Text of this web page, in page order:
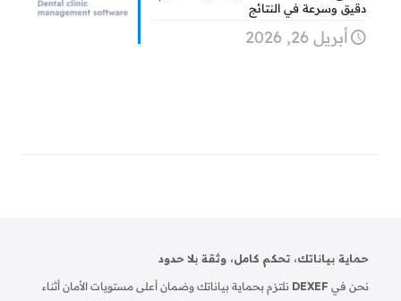
دقيق وسرعة في النتائج
أبريل 26, 2026
حماية بياناتك، تحكم كامل، وثقة بلا حدود
نحن في DEXEF نلتزم بحماية بياناتك وضمان أعلى مستويات الأمان أثناء